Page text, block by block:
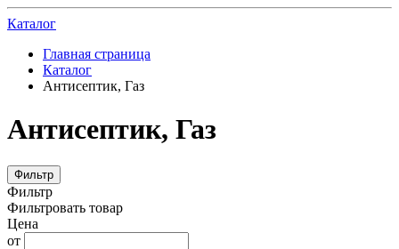
Каталог
Главная страница
Каталог
Антисептик, Газ
Антисептик, Газ
Фильтр
Фильтр
Фильтровать товар
Цена
от